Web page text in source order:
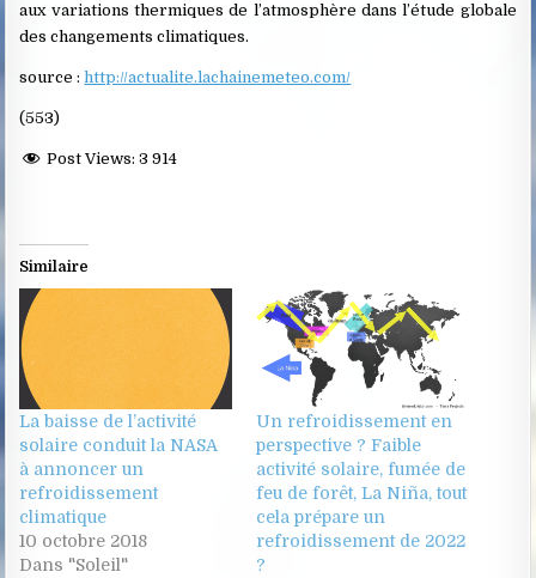
aux variations thermiques de l’atmosphère dans l’étude globale
des changements climatiques.
source :http://actualite.lachainemeteo.com/
(553)
Post Views: 3 914
Similaire
La baisse de l’activité
solaire conduit la NASA
à annoncer un
refroidissement
climatique
10 octobre 2018
Dans "Soleil"
Un refroidissement en
perspective ? Faible
activité solaire, fumée de
feu de forêt, La Niña, tout
cela prépare un
refroidissement de 2022
?